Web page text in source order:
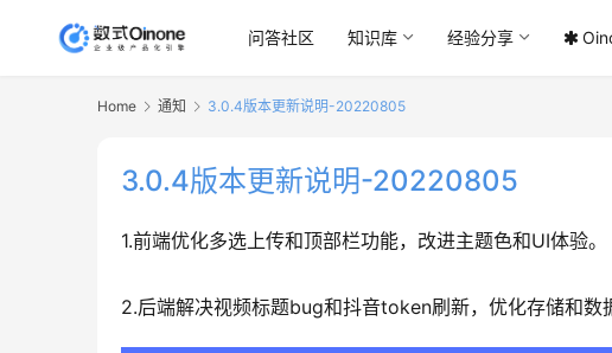
问答社区 知识库 经验分享
Home 通知 3.0.4版本更新说明-20220805
3.0.4版本更新说明-20220805
1.前端优化多选上传和顶部栏功能，改进主题色和UI体验。
2.后端解决视频标题bug和抖音token刷新，优化存储和数